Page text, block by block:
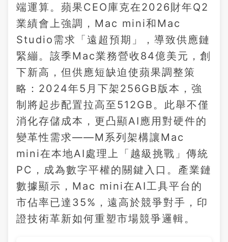
端運算。蘋果CEO庫克在2026財年Q2
業績會上強調，Mac mini和Mac
Studio需求「遠超預期」，導致供應鏈
緊繃。該季Mac業務營收84億美元，創
下新高，但供應短缺迫使蘋果調整策
略：2024年5月下架256GB版本，強
制將起步配置拉高至512GB。此舉不僅
消化存儲成本，更凸顯AI應用對硬件的
變革性需求——M系列架構讓Mac
mini在本地AI處理上「越級挑戰」傳統
PC，成為數字平權的關鍵入口。產業鏈
數據顯示，Mac mini在AI工具平台的
市佔率已達35%，遠高於競爭對手，印
證技術革新如何重塑市場競爭邏輯。